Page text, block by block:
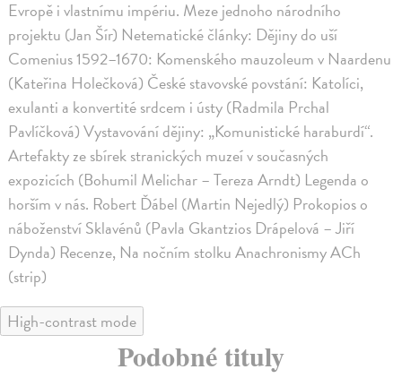
Evropě i vlastnímu impériu. Meze jednoho národního
projektu (Jan Šír) Netematické články: Dějiny do uší
Comenius 1592–1670: Komenského mauzoleum v Naardenu
(Kateřina Holečková) České stavovské povstání: Katolíci,
exulanti a konvertité srdcem i ústy (Radmila Prchal
Pavlíčková) Vystavování dějiny: „Komunistické haraburdí“.
Artefakty ze sbírek stranických muzeí v současných
expozicích (Bohumil Melichar – Tereza Arndt) Legenda o
horším v nás. Robert Ďábel (Martin Nejedlý) Prokopios o
náboženství Sklavénů (Pavla Gkantzios Drápelová – Jiří
Dynda) Recenze, Na nočním stolku Anachronismy ACh
(strip)
High-contrast mode
Podobné tituly